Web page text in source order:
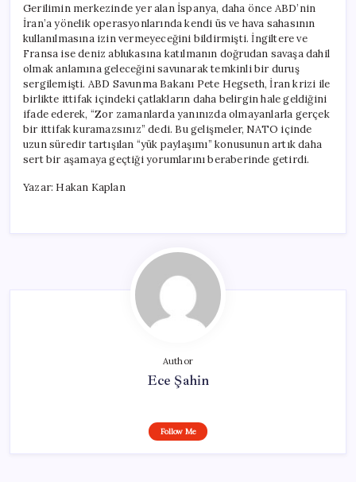
Gerilimin merkezinde yer alan İspanya, daha önce ABD’nin
İran’a yönelik operasyonlarında kendi üs ve hava sahasının
kullanılmasına izin vermeyeceğini bildirmişti. İngiltere ve
Fransa ise deniz ablukasına katılmanın doğrudan savaşa dahil
olmak anlamına geleceğini savunarak temkinli bir duruş
sergilemişti. ABD Savunma Bakanı Pete Hegseth, İran krizi ile
birlikte ittifak içindeki çatlakların daha belirgin hale geldiğini
ifade ederek, “Zor zamanlarda yanınızda olmayanlarla gerçek
bir ittifak kuramazsınız” dedi. Bu gelişmeler, NATO içinde
uzun süredir tartışılan “yük paylaşımı” konusunun artık daha
sert bir aşamaya geçtiği yorumlarını beraberinde getirdi.
Yazar: Hakan Kaplan
Author
Ece Şahin
Follow Me